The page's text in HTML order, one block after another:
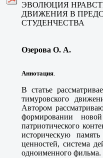
ЭВОЛЮЦИЯ
ДВИЖЕНИЯ В
СТУДЕНЧЕСТВА
Озерова О. А.
Аннотация.
В статье
тимуровского
Автором
формировании
патриотического
историческую
ценностей, система
одноименного фильма.